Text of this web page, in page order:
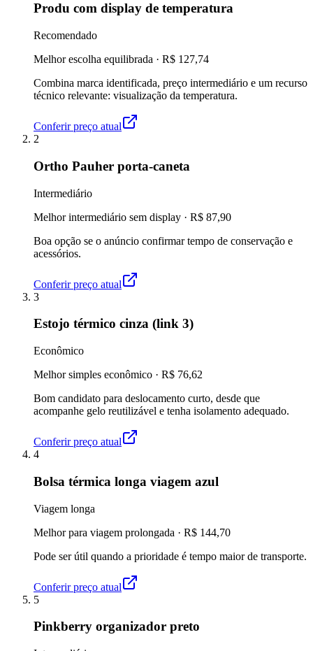
Produ com display de temperatura
Recomendado
Melhor escolha equilibrada · R$ 127,74
Combina marca identificada, preço intermediário e um recurso
técnico relevante: visualização da temperatura.
Conferir preço atual
2
Ortho Pauher porta-caneta
Intermediário
Melhor intermediário sem display · R$ 87,90
Boa opção se o anúncio confirmar tempo de conservação e
acessórios.
Conferir preço atual
3
Estojo térmico cinza (link 3)
Econômico
Melhor simples econômico · R$ 76,62
Bom candidato para deslocamento curto, desde que
acompanhe gelo reutilizável e tenha isolamento adequado.
Conferir preço atual
4
Bolsa térmica longa viagem azul
Viagem longa
Melhor para viagem prolongada · R$ 144,70
Pode ser útil quando a prioridade é tempo maior de transporte.
Conferir preço atual
5
Pinkberry organizador preto